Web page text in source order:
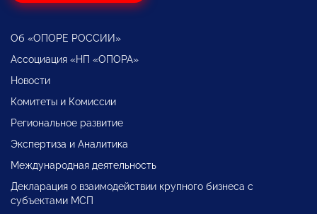
Об «ОПОРЕ РОССИИ»
Ассоциация «НП «ОПОРА»
Новости
Комитеты и Комиссии
Региональное развитие
Экспертиза и Аналитика
Международная деятельность
Декларация о взаимодействии крупного бизнеса с
субъектами МСП